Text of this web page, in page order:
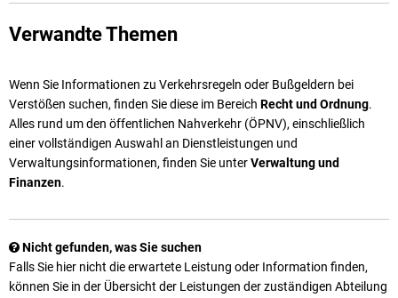
Verwandte Themen
Wenn Sie Informationen zu Verkehrsregeln oder Bußgeldern bei
Verstößen suchen, finden Sie diese im Bereich Recht und Ordnung.
Alles rund um den öffentlichen Nahverkehr (ÖPNV), einschließlich
einer vollständigen Auswahl an Dienstleistungen und
Verwaltungsinformationen, finden Sie unterVerwaltung und
Finanzen.
Nicht gefunden, was Sie suchen
Falls Sie hier nicht die erwartete Leistung oder Information finden,
können Sie in der Übersicht der Leistungen der zuständigen Abteilung